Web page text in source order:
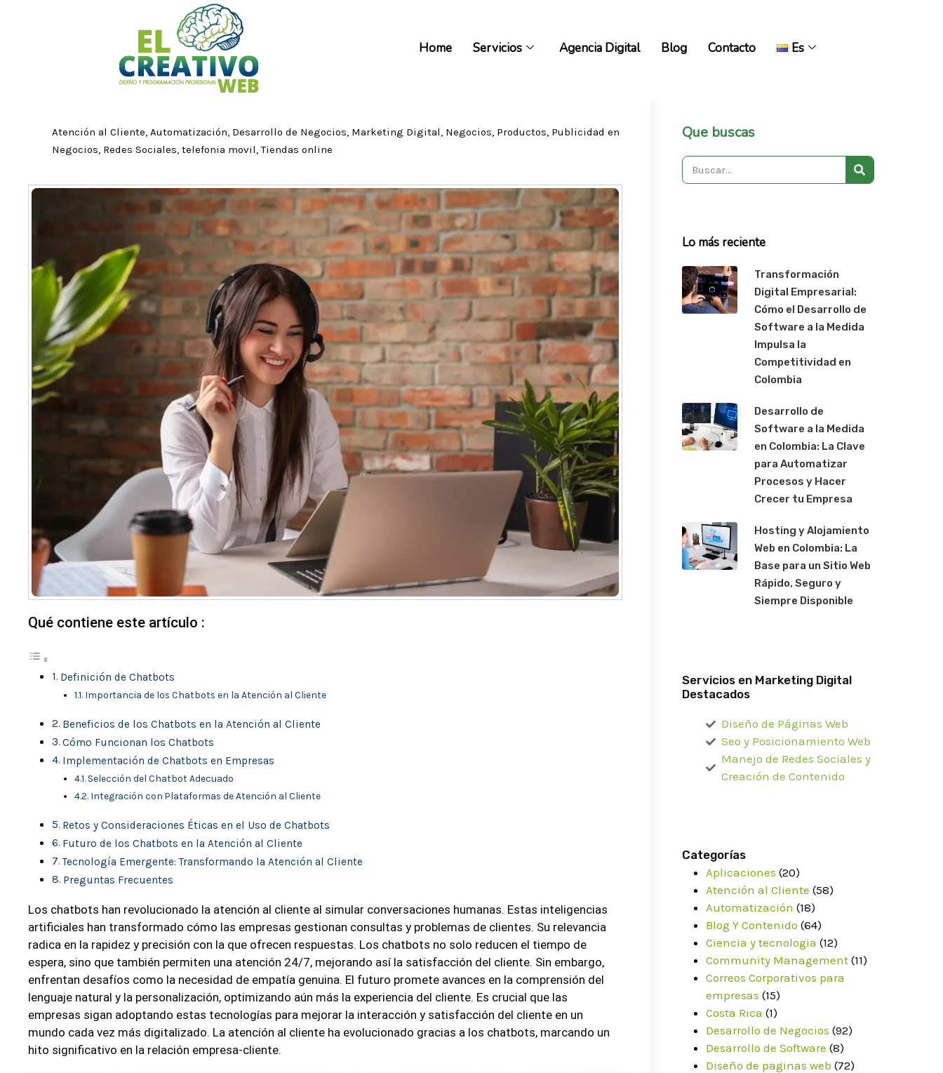
Home Servicios Agencia Digital Blog Contacto Es
Home Servicios Agencia Digital Blog Contacto Es
Atención al Cliente, Automatización, Desarrollo de Negocios, Marketing Digital, Negocios, Productos, Publicidad en
Negocios, Redes Sociales, telefonia movil,Tiendas online
Qué contiene este artículo :
Definición de Chatbots
Importancia de los Chatbots en la Atención al Cliente
Beneficios de los Chatbots en la Atención al Cliente
Cómo Funcionan los Chatbots
Implementación de Chatbots en Empresas
Selección del Chatbot Adecuado
Integración con Plataformas de Atención al Cliente
Retos y Consideraciones Éticas en el Uso de Chatbots
Futuro de los Chatbots en la Atención al Cliente
Tecnología Emergente: Transformando la Atención al Cliente
Preguntas Frecuentes
Los chatbots han revolucionado la atención al cliente al simular conversaciones humanas. Estas inteligencias
artificiales han transformado cómo las empresas gestionan consultas y problemas de clientes. Su relevancia
radica en la rapidez y precisión con la que ofrecen respuestas. Los chatbots no solo reducen el tiempo de
espera, sino que también permiten una atención 24/7, mejorando así la satisfacción del cliente. Sin embargo,
enfrentan desafíos como la necesidad de empatía genuina. El futuro promete avances en la comprensión del
lenguaje natural y la personalización, optimizando aún más la experiencia del cliente. Es crucial que las
empresas sigan adoptando estas tecnologías para mejorar la interacción y satisfacción del cliente en un
mundo cada vez más digitalizado. La atención al cliente ha evolucionado gracias a los chatbots, marcando un
hito significativo en la relación empresa-cliente.
Que buscas
Search
Lo más reciente
Transformación
Digital Empresarial:
Cómo el Desarrollo de
Software a la Medida
Impulsa la
Competitividad en
Colombia
Desarrollo de
Software a la Medida
en Colombia: La Clave
para Automatizar
Procesos y Hacer
Crecer tu Empresa
Hosting y Alojamiento
Web en Colombia: La
Base para un Sitio Web
Rápido, Seguro y
Siempre Disponible
Servicios en Marketing Digital
Destacados
Diseño de Páginas Web
Seo y Posicionamiento Web
Manejo de Redes Sociales y
Creación de Contenido
Categorías
Aplicaciones (20)
Atención al Cliente (58)
Automatización (18)
Blog Y Contenido (64)
Ciencia y tecnologia (12)
Community Management(11)
Correos Corporativos para
empresas (15)
Costa Rica (1)
Desarrollo de Negocios (92)
Desarrollo de Software (8)
Diseño de paginas web (72)